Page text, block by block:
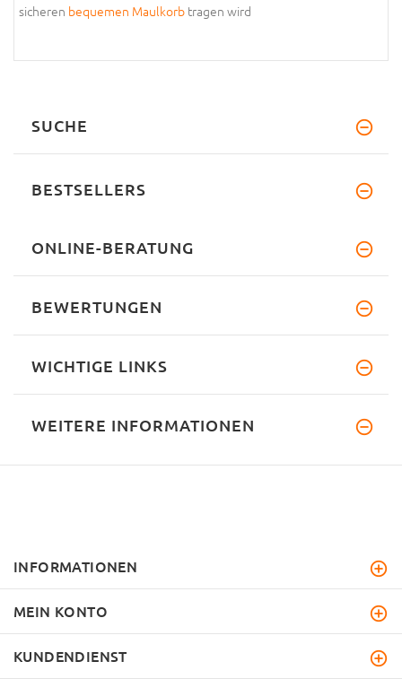
sicheren bequemen Maulkorb tragen wird
SUCHE
BESTSELLERS
ONLINE-BERATUNG
BEWERTUNGEN
WICHTIGE LINKS
WEITERE INFORMATIONEN
INFORMATIONEN
MEIN KONTO
KUNDENDIENST